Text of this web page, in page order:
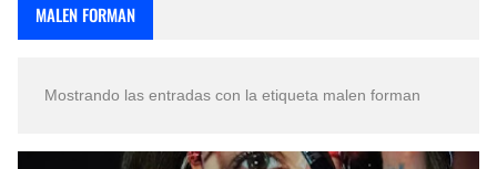
San Valentín Dibujos a Lápiz del 14 de Febrero
MALEN FORMAN
Mostrando las entradas con la etiqueta malen forman